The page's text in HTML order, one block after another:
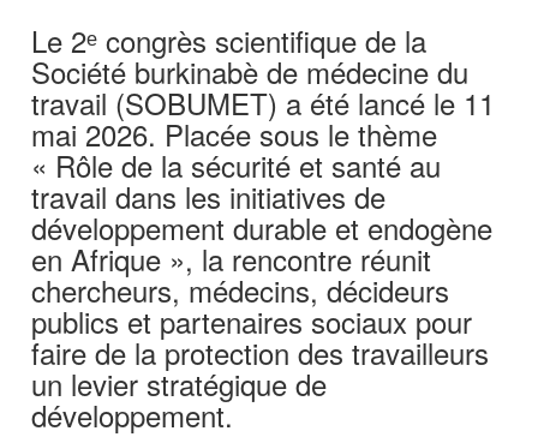
Le 2ᵉ congrès scientifique de la
Société burkinabè de médecine du
travail (SOBUMET) a été lancé le 11
mai 2026. Placée sous le thème
« Rôle de la sécurité et santé au
travail dans les initiatives de
développement durable et endogène
en Afrique », la rencontre réunit
chercheurs, médecins, décideurs
publics et partenaires sociaux pour
faire de la protection des travailleurs
un levier stratégique de
développement.